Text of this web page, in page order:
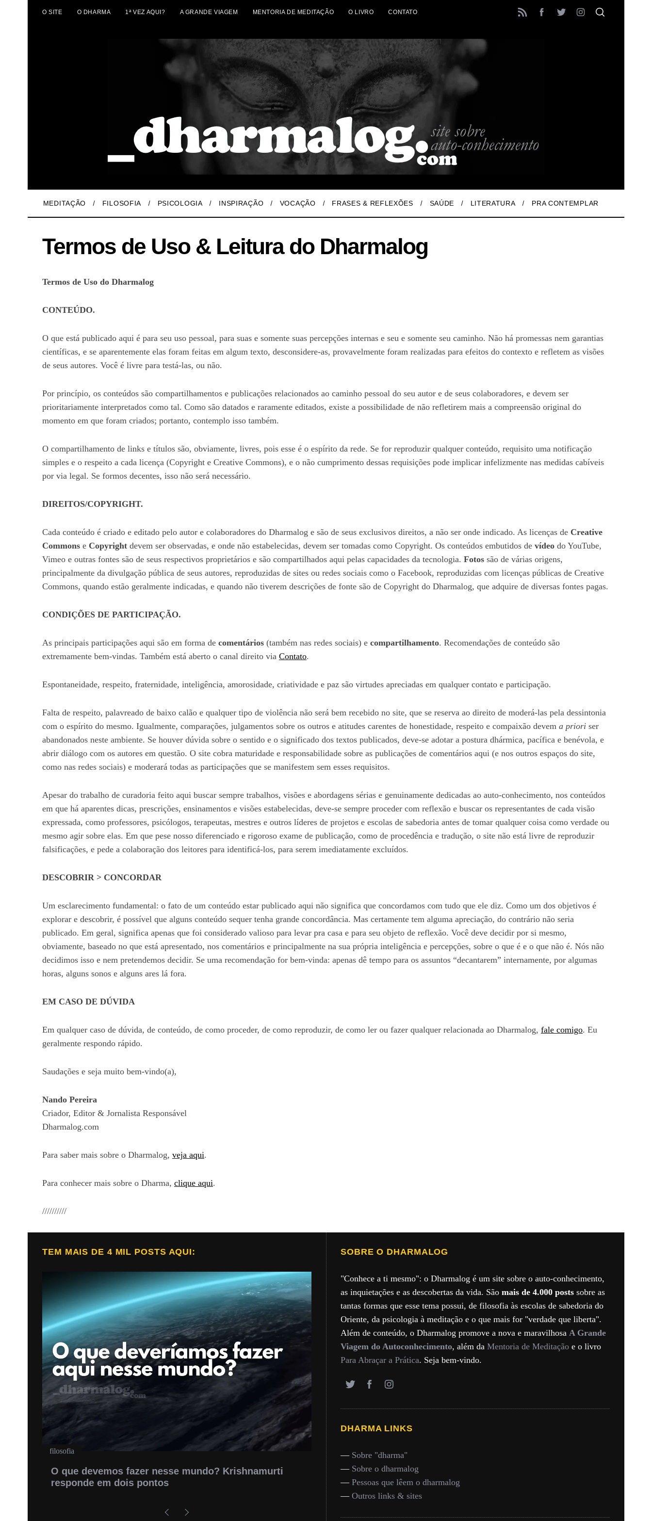
O SITE O DHARMA 1ª VEZ AQUI? A GRANDE VIAGEM MENTORIA DE MEDITAÇÃO O LIVRO CONTATO
MEDITAÇÃO FILOSOFIA PSICOLOGIA INSPIRAÇÃO VOCAÇÃO FRASES & REFLEXÕES SAÚDE LITERATURA PRA CONTEMPLAR
Termos de Uso & Leitura do Dharmalog
Termos de Uso do Dharmalog
CONTEÚDO.
O que está publicado aqui é para seu uso pessoal, para suas e somente suas percepções internas e seu e somente seu caminho. Não há promessas nem garantias
científicas, e se aparentemente elas foram feitas em algum texto, desconsidere-as, provavelmente foram realizadas para efeitos do contexto e refletem as visões
de seus autores. Você é livre para testá-las, ou não.
Por princípio, os conteúdos são compartilhamentos e publicações relacionados ao caminho pessoal do seu autor e de seus colaboradores, e devem ser
prioritariamente interpretados como tal. Como são datados e raramente editados, existe a possibilidade de não refletirem mais a compreensão original do
momento em que foram criados; portanto, contemplo isso também.
O compartilhamento de links e títulos são, obviamente, livres, pois esse é o espírito da rede. Se for reproduzir qualquer conteúdo, requisito uma notificação
simples e o respeito a cada licença (Copyright e Creative Commons), e o não cumprimento dessas requisições pode implicar infelizmente nas medidas cabíveis
por via legal. Se formos decentes, isso não será necessário.
DIREITOS/COPYRIGHT.
Cada conteúdo é criado e editado pelo autor e colaboradores do Dharmalog e são de seus exclusivos direitos, a não ser onde indicado. As licenças de Creative
Commons e Copyright devem ser observadas, e onde não estabelecidas, devem ser tomadas como Copyright. Os conteúdos embutidos de vídeo do YouTube,
Vimeo e outras fontes são de seus respectivos proprietários e são compartilhados aqui pelas capacidades da tecnologia. Fotos são de várias origens,
principalmente da divulgação pública de seus autores, reproduzidas de sites ou redes sociais como o Facebook, reproduzidas com licenças públicas de Creative
Commons, quando estão geralmente indicadas, e quando não tiverem descrições de fonte são de Copyright do Dharmalog, que adquire de diversas fontes pagas.
CONDIÇÕES DE PARTICIPAÇÃO.
As principais participações aqui são em forma de comentários (também nas redes sociais) e compartilhamento. Recomendações de conteúdo são
extremamente bem-vindas. Também está aberto o canal direito via Contato.
Espontaneidade, respeito, fraternidade, inteligência, amorosidade, criatividade e paz são virtudes apreciadas em qualquer contato e participação.
Falta de respeito, palavreado de baixo calão e qualquer tipo de violência não será bem recebido no site, que se reserva ao direito de moderá-las pela dessintonia
com o espírito do mesmo. Igualmente, comparações, julgamentos sobre os outros e atitudes carentes de honestidade, respeito e compaixão devem a priori ser
abandonados neste ambiente. Se houver dúvida sobre o sentido e o significado dos textos publicados, deve-se adotar a postura dhármica, pacífica e benévola, e
abrir diálogo com os autores em questão. O site cobra maturidade e responsabilidade sobre as publicações de comentários aqui (e nos outros espaços do site,
como nas redes sociais) e moderará todas as participações que se manifestem sem esses requisitos.
Apesar do trabalho de curadoria feito aqui buscar sempre trabalhos, visões e abordagens sérias e genuinamente dedicadas ao auto-conhecimento, nos conteúdos
em que há aparentes dicas, prescrições, ensinamentos e visões estabelecidas, deve-se sempre proceder com reflexão e buscar os representantes de cada visão
expressada, como professores, psicólogos, terapeutas, mestres e outros líderes de projetos e escolas de sabedoria antes de tomar qualquer coisa como verdade ou
mesmo agir sobre elas. Em que pese nosso diferenciado e rigoroso exame de publicação, como de procedência e tradução, o site não está livre de reproduzir
falsificações, e pede a colaboração dos leitores para identificá-los, para serem imediatamente excluídos.
DESCOBRIR > CONCORDAR
Um esclarecimento fundamental: o fato de um conteúdo estar publicado aqui não significa que concordamos com tudo que ele diz. Como um dos objetivos é
explorar e descobrir, é possível que alguns conteúdo sequer tenha grande concordância. Mas certamente tem alguma apreciação, do contrário não seria
publicado. Em geral, significa apenas que foi considerado valioso para levar pra casa e para seu objeto de reflexão. Você deve decidir por si mesmo,
obviamente, baseado no que está apresentado, nos comentários e principalmente na sua própria inteligência e percepções, sobre o que é e o que não é. Nós não
decidimos isso e nem pretendemos decidir. Se uma recomendação for bem-vinda: apenas dê tempo para os assuntos “decantarem” internamente, por algumas
horas, alguns sonos e alguns ares lá fora.
EM CASO DE DÚVIDA
Em qualquer caso de dúvida, de conteúdo, de como proceder, de como reproduzir, de como ler ou fazer qualquer relacionada ao Dharmalog, fale comigo. Eu
geralmente respondo rápido.
Saudações e seja muito bem-vindo(a),
Nando Pereira
Criador, Editor & Jornalista Responsável
Dharmalog.com
Para saber mais sobre o Dharmalog, veja aqui.
Para conhecer mais sobre o Dharma, clique aqui.
//////////
TEM MAIS DE 4 MIL POSTS AQUI:
filosofia
O primeiro passo no caminho espiritual (é o contrário
do que se acredita), por Tulku Urgyen Rinpoche
inspiração
A sabedoria, por Lama Tsering: “Nós só vemos aquilo
que conseguimos ver, e não a verdade”
SOBRE O DHARMALOG
"Conhece a ti mesmo": o Dharmalog é um site sobre o auto-conhecimento,
as inquietações e as descobertas da vida. São mais de 4.000 posts sobre as
tantas formas que esse tema possui, de filosofia às escolas de sabedoria do
Oriente, da psicologia à meditação e o que mais for "verdade que liberta".
Além de conteúdo, o Dharmalog promove a nova e maravilhosa A Grande
Viagem do Autoconhecimento, além da Mentoria de Meditação e o livro
Para Abraçar a Prática. Seja bem-vindo.
DHARMA LINKS
— Sobre "dharma"
— Sobre o dharmalog
— Pessoas que lêem o dharmalog
— Outros links & sites
e
a
h
f
: